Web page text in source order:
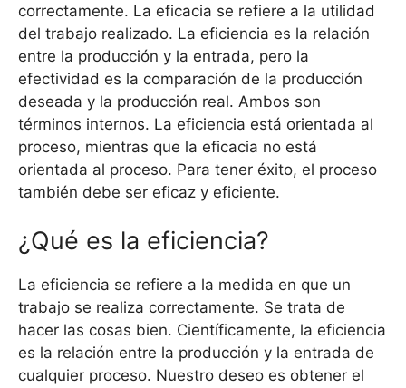
correctamente. La eficacia se refiere a la utilidad
del trabajo realizado. La eficiencia es la relación
entre la producción y la entrada, pero la
efectividad es la comparación de la producción
deseada y la producción real. Ambos son
términos internos. La eficiencia está orientada al
proceso, mientras que la eficacia no está
orientada al proceso. Para tener éxito, el proceso
también debe ser eficaz y eficiente.
¿Qué es la eficiencia?
La eficiencia se refiere a la medida en que un
trabajo se realiza correctamente. Se trata de
hacer las cosas bien. Científicamente, la eficiencia
es la relación entre la producción y la entrada de
cualquier proceso. Nuestro deseo es obtener el